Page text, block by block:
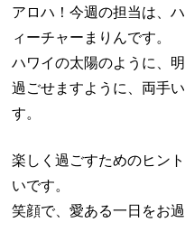
アロハ！今週の担当は、
ィーチャーまりんです。
ハワイの太陽のように、
過ごせますように、両手
す。
楽しく過ごすためのヒン
いです。
笑顔で、愛ある一日をお